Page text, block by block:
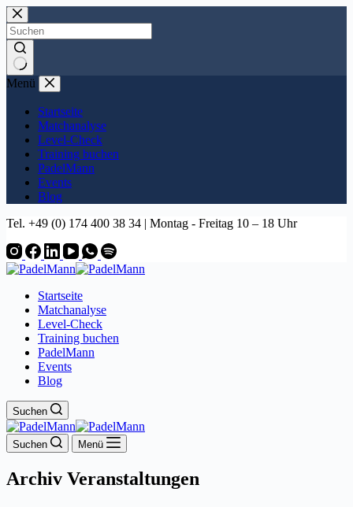
Zum
Inhalt
springen
Keine
Ergebnisse
Menü
Startseite
Matchanalyse
Level-Check
Training buchen
PadelMann
Events
Blog
Tel. +49 (0) 174 400 38 34 | Montag - Freitag 10 – 18 Uhr
Startseite
Matchanalyse
Level-Check
Training buchen
PadelMann
Events
Blog
Suchen
Suchen Menü
Archiv Veranstaltungen